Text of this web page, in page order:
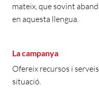
mateix, que sovint
en aquesta llengua.
La campanya
Ofereix recursos i
situació.